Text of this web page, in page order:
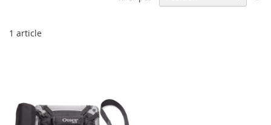
1 article